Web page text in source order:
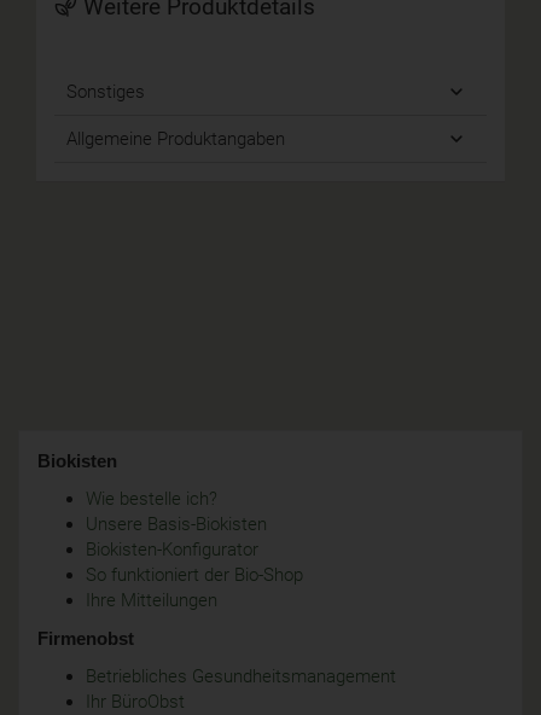
Weitere Produktdetails
Sonstiges
Allgemeine Produktangaben
Biokisten
Wie bestelle ich?
Unsere Basis-Biokisten
Biokisten-Konfigurator
So funktioniert der Bio-Shop
Ihre Mitteilungen
Firmenobst
Betriebliches Gesundheitsmanagement
Ihr BüroObst